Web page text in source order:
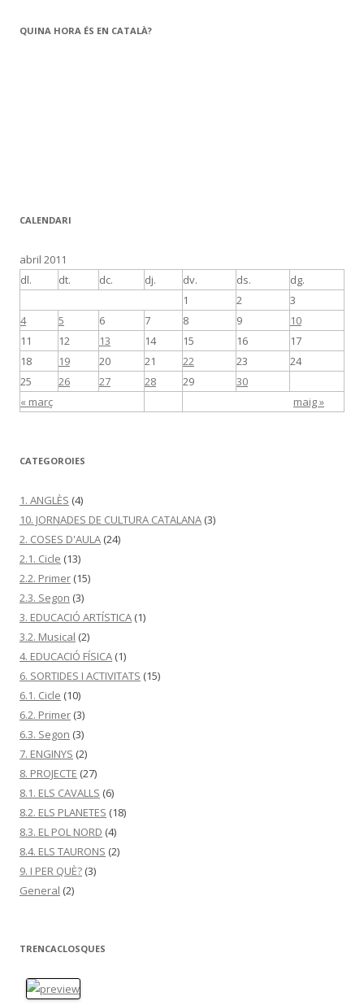
QUINA HORA ÉS EN CATALÀ?
CALENDARI
abril 2011
dl.
dt. dc. dj. dv. ds. dg.
« març maig »
1 2
3
4
5 6 7 8 9
10
11
12 13 14 15 16
17
18
19 20 21 22 23
24
25
26 27 28 29 30
CATEGOROIES
1. ANGLÈS (4)
10. JORNADES DE CULTURA CATALANA (3)
2. COSES D'AULA (24)
2.1. Cicle (13)
2.2. Primer (15)
2.3. Segon (3)
3. EDUCACIÓ ARTÍSTICA (1)
3.2. Musical (2)
4. EDUCACIÓ FÍSICA (1)
6. SORTIDES I ACTIVITATS (15)
6.1. Cicle (10)
6.2. Primer (3)
6.3. Segon (3)
7. ENGINYS (2)
8. PROJECTE (27)
8.1. ELS CAVALLS (6)
8.2. ELS PLANETES (18)
8.3. EL POL NORD (4)
8.4. ELS TAURONS (2)
9. I PER QUÈ? (3)
General (2)
TRENCACLOSQUES